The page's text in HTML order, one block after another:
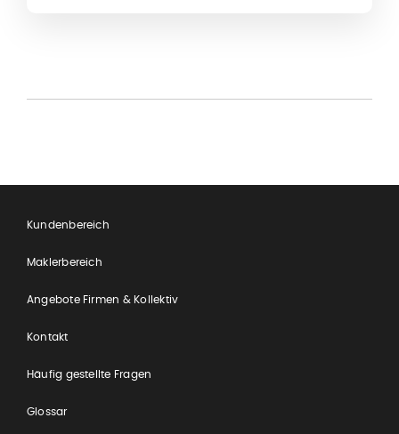
Kundenbereich
Maklerbereich
Angebote Firmen & Kollektiv
Kontakt
Häufig gestellte Fragen
Glossar